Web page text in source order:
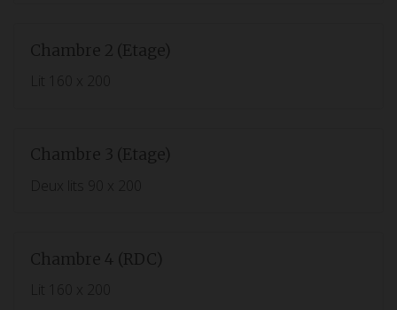
Chambre 2 (Etage)
Lit 160 x 200
Chambre 3 (Etage)
Deux lits 90 x 200
Chambre 4 (RDC)
Lit 160 x 200